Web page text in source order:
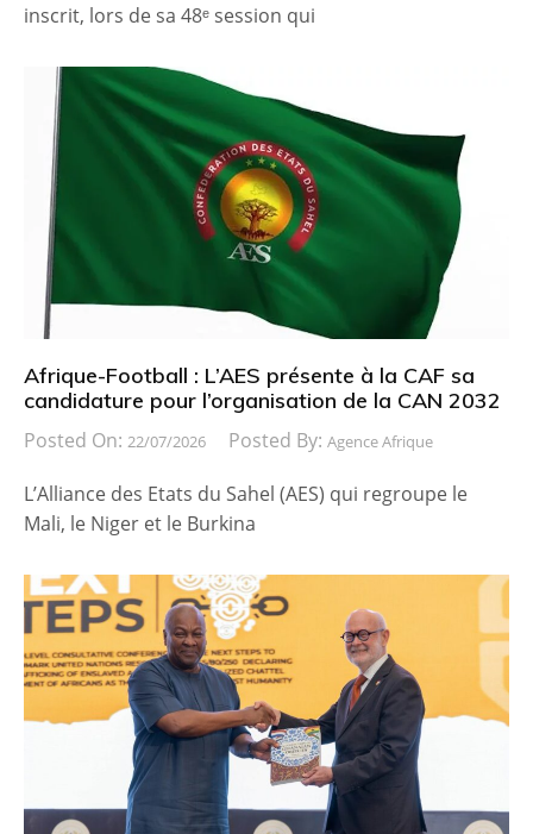
inscrit, lors de sa 48ᵉ session qui
Afrique-Football : L’AES présente à la CAF sa
candidature pour l’organisation de la CAN 2032
Posted On: 22/07/2026 Posted By: Agence Afrique
L’Alliance des Etats du Sahel (AES) qui regroupe le
Mali, le Niger et le Burkina